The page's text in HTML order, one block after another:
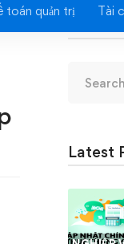
toán quản trị Tài
for:
Latest